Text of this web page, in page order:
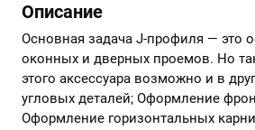
Описание
Основная задача J-профиля — это
оконных и дверных проемов. Но
этого аксессуара возможно и в
угловых деталей; Оформление
Оформление горизонтальных